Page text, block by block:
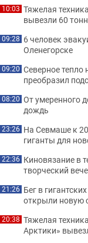
10:03 Тяжелая
вывезли 60
09:28 6 человек
Оленегорске
09:20 Северное тепло
преобразил
08:20 От умеренного
дождь
23:26 На Севмаше к
гиганты для
22:36 Киновязание в
творческий
21:26 Бег в
открыли новую
20:38 Тяжелая
Арктики»